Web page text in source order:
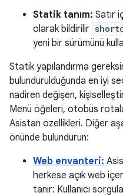
Statik tanım: Satır
olarak bildirilir
yeni bir sürümünü
Statik yapılandırma
bulundurulduğunda en iyi
nadiren değişen,
Menü öğeleri, otobüs
Asistan özellikleri. Diğer
önünde bulundurun:
Web envanteri:
herkese açık web
tanır: Kullanıcı